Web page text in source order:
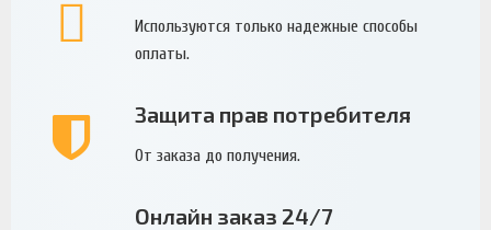
Используются только надежные способы
оплаты.
Защита прав потребителя
От заказа до получения.
Онлайн заказ 24/7